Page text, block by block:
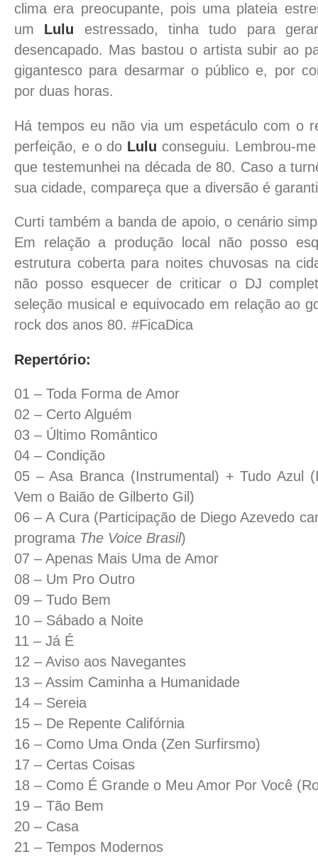
clima era preocupante, pois uma plateia
um Lulu estressado, tinha tudo para
desencapado. Mas bastou o artista subir ao
gigantesco para desarmar o público e, por
por duas horas.
Há tempos eu não via um espetáculo com o
perfeição, e o do Lulu conseguiu. Lembrou-
que testemunhei na década de 80. Caso a
sua cidade, compareça que a diversão é
Curti também a banda de apoio, o cenário
Em relação a produção local não posso
estrutura coberta para noites chuvosas na
não posso esquecer de criticar o DJ
seleção musical e equivocado em relação ao
rock dos anos 80. #FicaDica
Repertório:
01 – Toda Forma de Amor
02 – Certo Alguém
03 – Último Romântico
04 – Condição
05 – Asa Branca (Instrumental) + Tudo Azul
Vem o Baião de Gilberto Gil)
06 – A Cura (Participação de Diego Azevedo
programa The Voice Brasil)
07 – Apenas Mais Uma de Amor
08 – Um Pro Outro
09 – Tudo Bem
10 – Sábado a Noite
11 – Já É
12 – Aviso aos Navegantes
13 – Assim Caminha a Humanidade
14 – Sereia
15 – De Repente Califórnia
16 – Como Uma Onda (Zen Surfirsmo)
17 – Certas Coisas
18 – Como É Grande o Meu Amor Por Você
19 – Tão Bem
20 – Casa
21 – Tempos Modernos